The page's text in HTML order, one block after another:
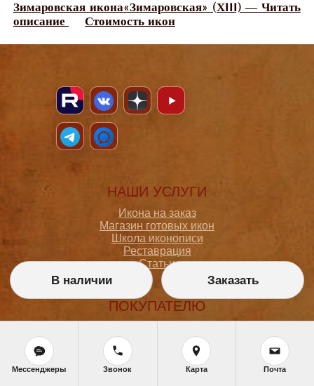
Зимаровская икона«Зимаровская» (ХIII) — Читать
описание
Стоимость икон
НАШИ УСЛУГИ
Икона на заказ
Магазин готовых икон
Школа иконописи
Реставрация
Статьи
ПОКУПАТЕЛЮ
Как сделать заказ
Доставка и оплата
Политика конфиденциальности
В наличии Заказать
Мессенджеры Звонок Карта Почта